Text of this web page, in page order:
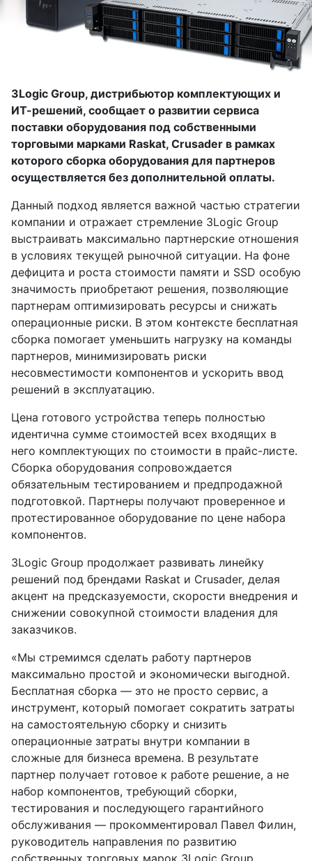
3Logic Group, дистрибьютор комплектующих и
ИТ-решений, сообщает о развитии сервиса
поставки оборудования под собственными
торговыми марками Raskat, Crusader в рамках
которого сборка оборудования для партнеров
осуществляется без дополнительной оплаты.
Данный подход является важной частью стратегии
компании и отражает стремление 3Logic Group
выстраивать максимально партнерские отношения
в условиях текущей рыночной ситуации. На фоне
дефицита и роста стоимости памяти и SSD особую
значимость приобретают решения, позволяющие
партнерам оптимизировать ресурсы и снижать
операционные риски. В этом контексте бесплатная
сборка помогает уменьшить нагрузку на команды
партнеров, минимизировать риски
несовместимости компонентов и ускорить ввод
решений в эксплуатацию.
Цена готового устройства теперь полностью
идентична сумме стоимостей всех входящих в
него комплектующих по стоимости в прайс-листе.
Сборка оборудования сопровождается
обязательным тестированием и предпродажной
подготовкой. Партнеры получают проверенное и
протестированное оборудование по цене набора
компонентов.
3Logic Group продолжает развивать линейку
решений под брендами Raskat и Crusader, делая
акцент на предсказуемости, скорости внедрения и
снижении совокупной стоимости владения для
заказчиков.
«Мы стремимся сделать работу партнеров
максимально простой и экономически выгодной.
Бесплатная сборка — это не просто сервис, а
инструмент, который помогает сократить затраты
на самостоятельную сборку и снизить
операционные затраты внутри компании в
сложные для бизнеса времена. В результате
партнер получает готовое к работе решение, а не
набор компонентов, требующий сборки,
тестирования и последующего гарантийного
обслуживания — прокомментировал Павел Филин,
руководитель направления по развитию
собственных торговых марок 3Logic Group.